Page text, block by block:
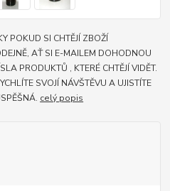
POKUD SI CHTĚJÍ ZBOŽÍ
AŤ SI E-MAILEM DOHODNOU
PRODUKTŮ , KTERÉ CHTĚJÍ VIDĚT.
SVOJÍ NÁVŠTĚVU A UJISTÍTE
celý popis